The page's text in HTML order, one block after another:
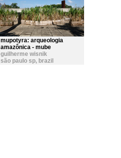
mupotyra: arqueologia
amazônica - mube
guilherme wisnik
são paulo sp, brazil